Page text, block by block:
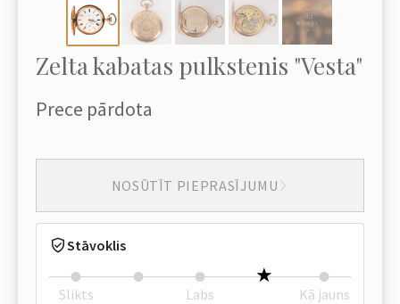
Zelta kabatas pulkstenis "Vesta"
Prece pārdota
NOSŪTĪT PIEPRASĪJUMU
Stāvoklis
Slikts Labs Kā jauns